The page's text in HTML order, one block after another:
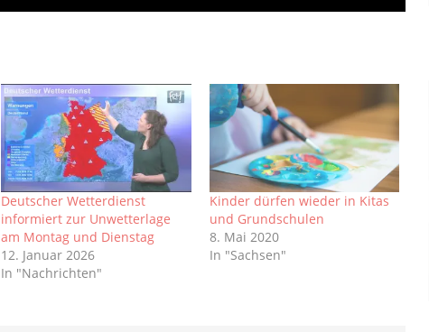
Deutscher Wetterdienst
informiert zur Unwetterlage
am Montag und Dienstag
12. Januar 2026
In "Nachrichten"
Kinder dürfen wieder in Kitas
und Grundschulen
8. Mai 2020
In "Sachsen"